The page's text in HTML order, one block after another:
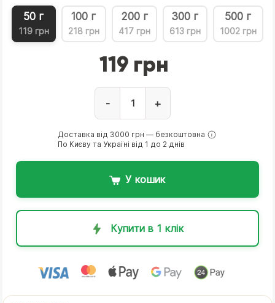
50 г
119 грн
100 г
218 грн
200 г
417 грн
300 г
613 грн
500 г
1002 грн
119 грн
- +
Доставка від 3000 грн — безкоштовна
По Києву та Україні від 1 до 2 днів
У кошик
Купити в 1 клік